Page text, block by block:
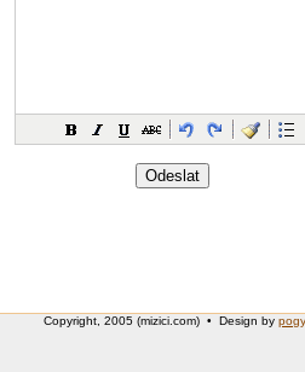
Copyright, 2005 (mizici.com) • Design by